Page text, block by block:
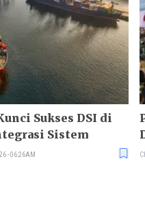
Sukses DSI di
Sistem
- 06:26AM